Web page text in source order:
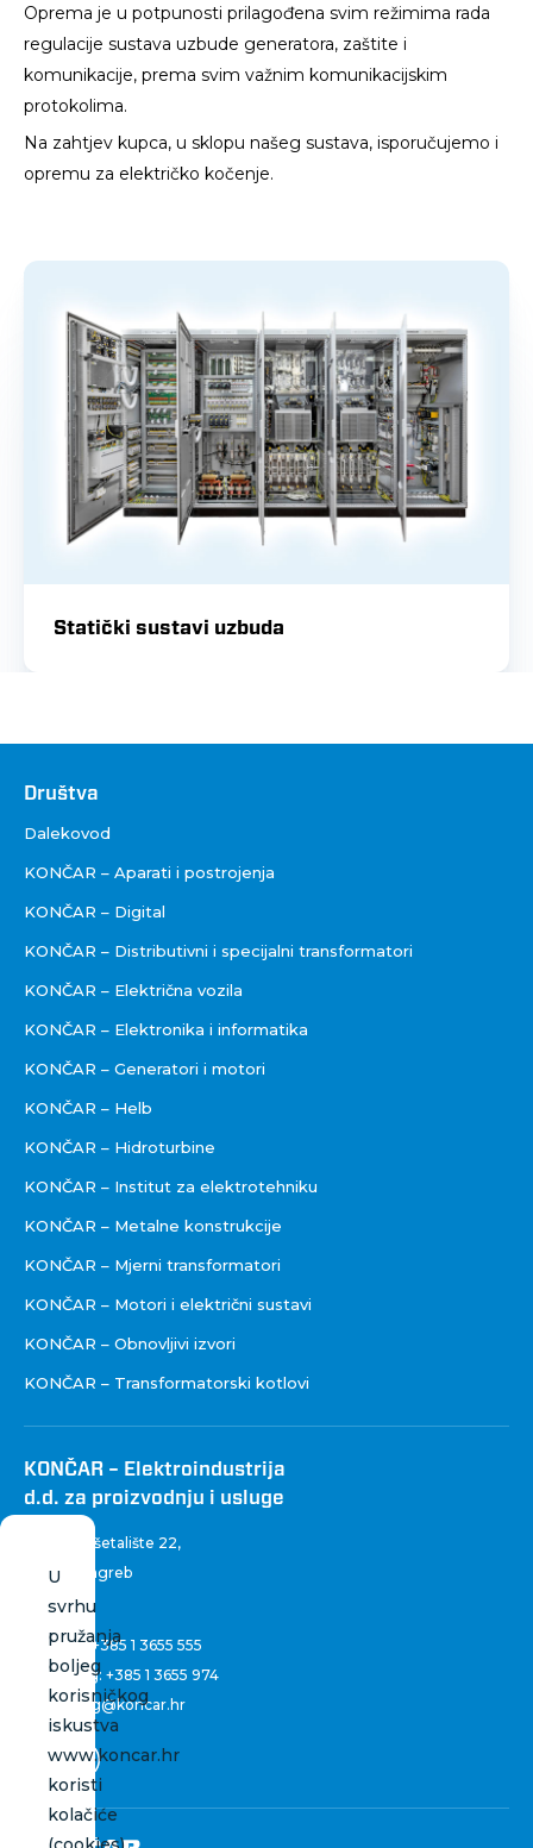
Oprema je u potpunosti prilagođena svim režimima rada
regulacije sustava uzbude generatora, zaštite i
komunikacije, prema svim važnim komunikacijskim
protokolima.
Na zahtjev kupca, u sklopu našeg sustava, isporučujemo i
opremu za električko kočenje.
Statički sustavi uzbuda
Društva
Društva
Dalekovod
KONČAR – Aparati i postrojenja
KONČAR – Digital
KONČAR – Distributivni i specijalni transformatori
KONČAR – Električna vozila
KONČAR – Elektronika i informatika
KONČAR – Generatori i motori
KONČAR – Helb
KONČAR – Hidroturbine
KONČAR – Institut za elektrotehniku
KONČAR – Metalne konstrukcije
KONČAR – Mjerni transformatori
KONČAR – Motori i električni sustavi
KONČAR – Obnovljivi izvori
KONČAR – Transformatorski kotlovi
KONČAR – Elektroindustrija
d.d. za proizvodnju i usluge
Fallerovo šetalište 22,
10 000 Zagreb
Hrvatska
Centrala:+385 1 3655 555
Marketing: +385 1 3655 974
marketing@koncar.hr
U
svrhu
pružanja
boljeg
korisničkog
iskustva
www.koncar.hr
koristi
kolačiće